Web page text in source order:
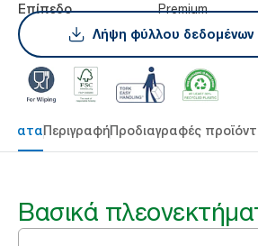
Επίπεδο
Premium
Λήψη φύλλου δεδομένων
ΠεριγραφήΠροδιαγραφές
Βασικά